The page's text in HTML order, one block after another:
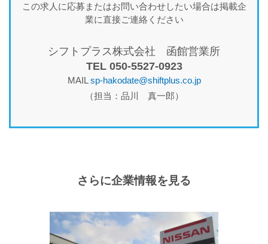
この求人に応募またはお問い合わせしたい場合は掲載企
業に直接ご連絡ください
シフトプラス株式会社 函館営業所
TEL 050-5527-0923
MAIL sp-hakodate@shiftplus.co.jp
（担当：品川 真一郎）
さらに企業情報を見る